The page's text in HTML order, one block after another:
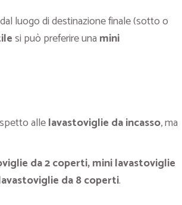
luogo di destinazione finale (sotto o
si può preferire una mini
allelavastoviglie da incasso, ma
da 2 coperti,mini lavastoviglie
da 8 coperti.